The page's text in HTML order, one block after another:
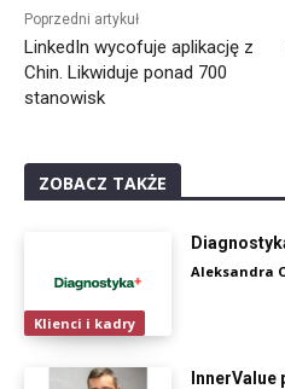
Poprzedni artykuł
LinkedIn wycofuje aplikację z
Chin. Likwiduje ponad 700
stanowisk
ZOBACZ TAKŻE
Klienci i kadry
Aleksandra